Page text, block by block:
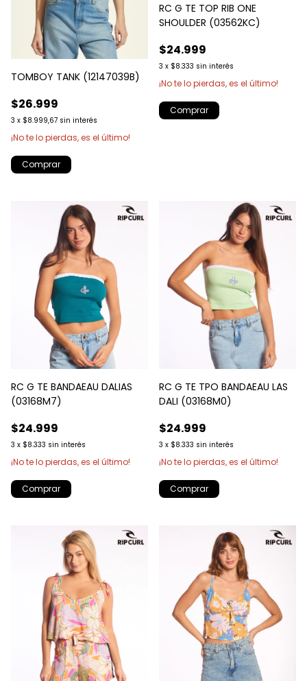
TOMBOY TANK (12147039B)
$26.999
3 x $8.999,67 sin interés
¡No te lo pierdas, es el último!
Comprar
RC G TE TOP RIB ONE
SHOULDER (03562KC)
$24.999
3 x $8.333 sin interés
¡No te lo pierdas, es el último!
Comprar
RC G TE BANDAEAU DALIAS
(03168M7)
$24.999
3 x $8.333 sin interés
¡No te lo pierdas, es el último!
Comprar
RC G TE TPO BANDAEAU LAS
DALI (03168M0)
$24.999
3 x $8.333 sin interés
¡No te lo pierdas, es el último!
Comprar